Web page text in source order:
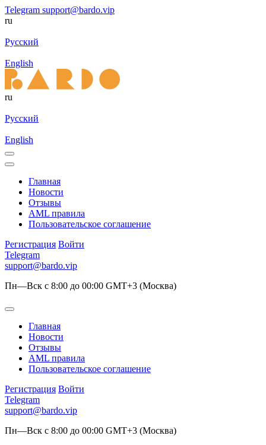
Telegram support@bardo.vip
ru
Русский
English
ru
Русский
English
Главная
Новости
Отзывы
AML правила
Пользовательское соглашение
Регистрация Войти
Telegram
support@bardo.vip
Пн—Вск с 8:00 до 00:00 GMT+3 (Москва)
Главная
Новости
Отзывы
AML правила
Пользовательское соглашение
Регистрация Войти
Telegram
support@bardo.vip
Пн—Вск с 8:00 до 00:00 GMT+3 (Москва)